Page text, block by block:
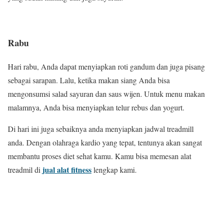
Rabu
Hari rabu, Anda dapat menyiapkan roti gandum dan juga pisang
sebagai sarapan. Lalu, ketika makan siang Anda bisa
mengonsumsi salad sayuran dan saus wijen. Untuk menu makan
malamnya, Anda bisa menyiapkan telur rebus dan yogurt.
Di hari ini juga sebaiknya anda menyiapkan jadwal treadmill
anda. Dengan olahraga kardio yang tepat, tentunya akan sangat
membantu proses diet sehat kamu. Kamu bisa memesan alat
treadmil di jual alat fitnesslengkap kami.